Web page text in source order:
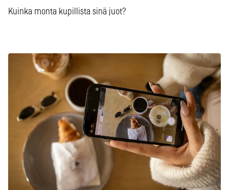
Kuinka monta kupillista sinä juot?